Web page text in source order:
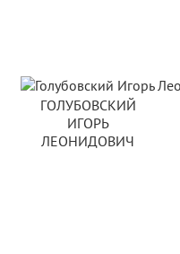
ГОЛУБОВСКИЙ
ИГОРЬ
ЛЕОНИДОВИЧ